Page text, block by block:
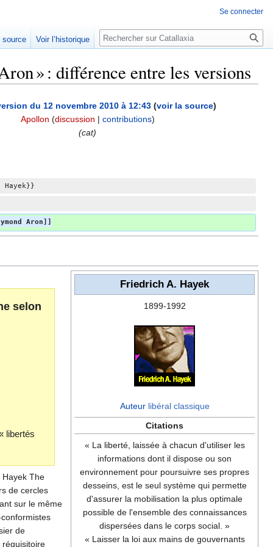
» : différence entre les versions
du 12 novembre 2010 à 12:43 (voir la source)
Apollon (discussion | contributions)
(cat)
Aron]]
Friedrich A. Hayek
1899-1992
Auteur libéral classique
Citations
« La liberté, laissée à chacun d'utiliser les
informations dont il dispose ou son
environnement pour poursuivre ses propres
desseins, est le seul système qui permette
d'assurer la mobilisation la plus optimale
possible de l'ensemble des connaissances
dispersées dans le corps social. »
« Laisser la loi aux mains de gouvernants
selon
libertés
Hayek The
de cercles
sur le même
de
réquisitoire
Se connecter
source Voir l’historique Rechercher